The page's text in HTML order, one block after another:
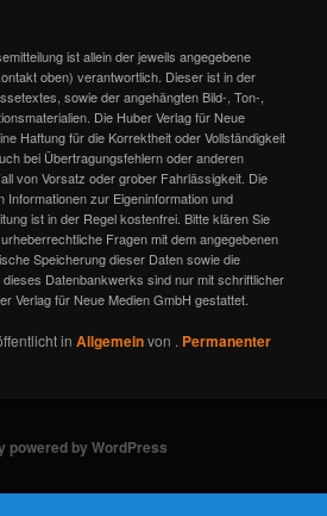
ist allein der jeweils angegebene
oben) verantwortlich. Dieser ist in der
sowie der angehängten Bild-, Ton-,
Die Huber Verlag für Neue
Haftung für die Korrektheit oder Vollständigkeit
bei Übertragungsfehlern oder anderen
von Vorsatz oder grober Fahrlässigkeit. Die
zur Eigeninformation und
ist in der Regel kostenfrei. Bitte klären Sie
Fragen mit dem angegebenen
Speicherung dieser Daten sowie die
Datenbankwerks sind nur mit schriftlicher
Verlag für Neue Medien GmbH gestattet.
inAllgemeinvon . Permanenter
powered by WordPress